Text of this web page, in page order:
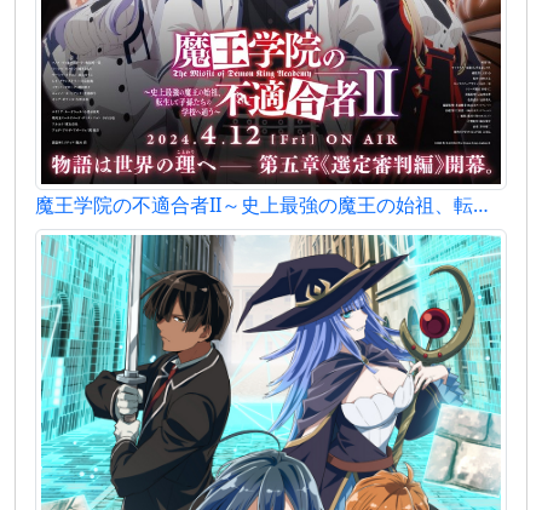
魔王学院の不適合者II～史上最強の魔王の始祖、転生して子孫たちの学校へ通う～ 2ndクール